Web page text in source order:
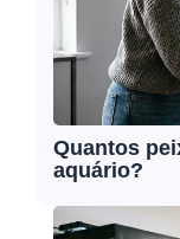
Quantos
aquário?